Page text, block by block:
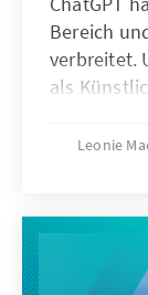
Bereich
verbreitet.
als
hierfür
oder die
deshalb
Leonie